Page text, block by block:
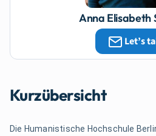
Kurzübersicht
Die Humanistische Hochschule
Anna Elisabeth
Let’s